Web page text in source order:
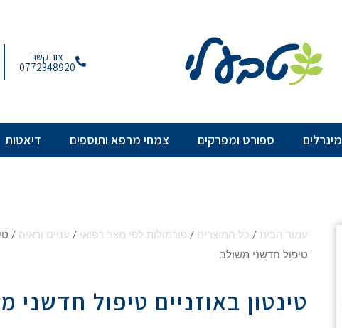
צור קשר
0772348920
מינרלים ספורט ומפרקים צמחי מרפא ותוספים דיאטות
עמוד הבית / כל המוצרים / פורמולות לפי מצב רפואי / עניים וראיה /
טיפול חדשני משולב
טינטון באוזניים טיפול חדשני